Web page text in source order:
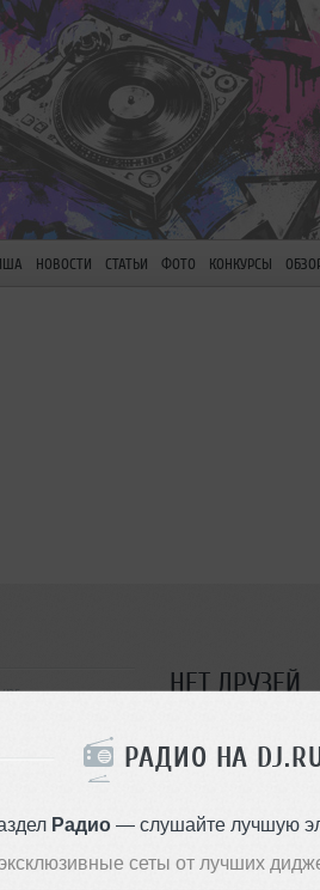
РАДИО НА
Радио— слушайте лучшую
сеты от лучших
НОВОСТИ СТАТЬИ ФОТО КОНКУРСЫ
НЕТ ДРУЗЕЙ